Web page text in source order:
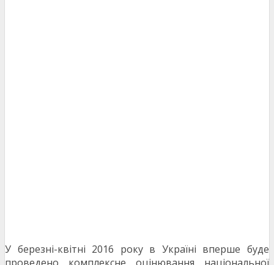
У березні-квітні 2016 року в Україні вперше буде